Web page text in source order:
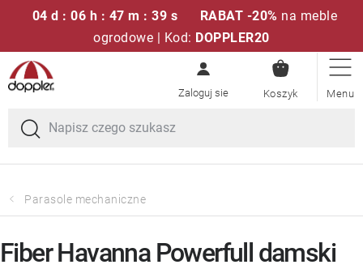
04 d : 06 h : 47 m : 39 s RABAT -20% na meble
ogrodowe | Kod: DOPPLER20
Przejść
do
treści
KOSZYK
Zestawy sof
Parasole ogrodowe
Poduszki i poduszki siedziskowe
Parasole mechaniczne
Fiber Havanna Powerfull damski